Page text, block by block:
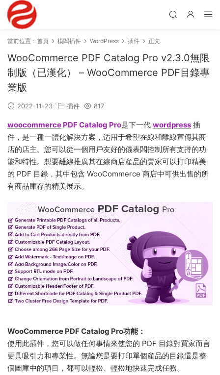
當前位置： 首頁 模闆插件 WordPress 插件 正文
WooCommerce PDF Catalog Pro v2.3.0無限
制版（已漢化） – WooCommerce PDF目錄專
業版
2022-11-23 插件 817
woocommerce PDF Catalog Pro是下一代 wordpress 插
件，是一種一體化解決方案，适用于希望在線和離線宣傳其商
店的店主。您可以從一個用戶友好的儀表闆控制所有支持的功
能和特性。想要離線推廣其在線商店産品的賣家可以打印精美
的 PDF 目錄，其中包含 WooCommerce 商店中可供出售的所
有商品庫存的精美展示。
WooCommerce PDF Catalog Pro功能：
使用此插件，您可以做任何事情來使您的 PDF 目錄對買家而言
更具吸引力和專業性。無論您是要打印單個産品的目錄還是整
個圖庫中的項目，都可以輕松、輕松地快速完成任務。